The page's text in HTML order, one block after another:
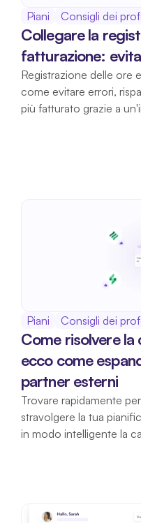
Piani Consigli dei
Collegare la
fatturazione:
Registrazione delle ore
come evitare errori,
più fatturato grazie a
Piani Consigli dei
Come risolvere la
ecco come
partner esterni
Trovare rapidamente
stravolgere la tua
in modo intelligente la